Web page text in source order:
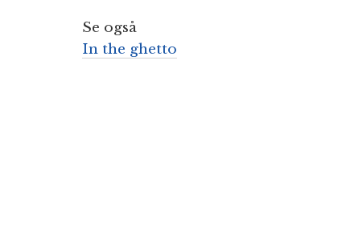
Se også
In the ghetto